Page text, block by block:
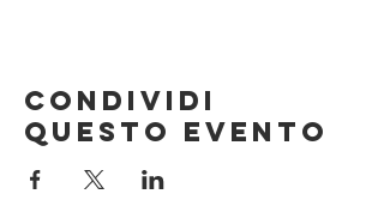
Condividi
questo evento